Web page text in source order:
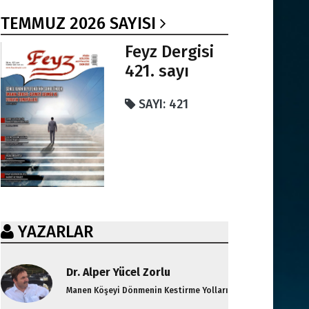
TEMMUZ 2026 SAYISI
Feyz Dergisi
421. sayı
SAYI: 421
YAZARLAR
Dr. Alper Yücel Zorlu
Manen Köşeyi Dönmenin Kestirme Yolları